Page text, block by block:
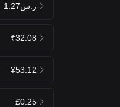
ر.س1.27
₹32.08
¥53.12
£0.25